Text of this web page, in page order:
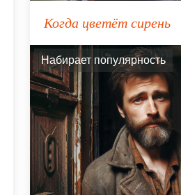
Когда цветёт сирень
Набирает популярность